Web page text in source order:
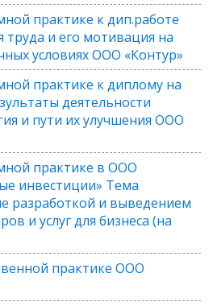
практике к дип.работе
труда и его мотивация на
условиях ООО «Контур»
практике к диплому на
деятельности
и пути их улучшения ООО
практике в ООО
инвестиции» Тема
разработкой и выведением
и услуг для бизнеса (на
практике ООО